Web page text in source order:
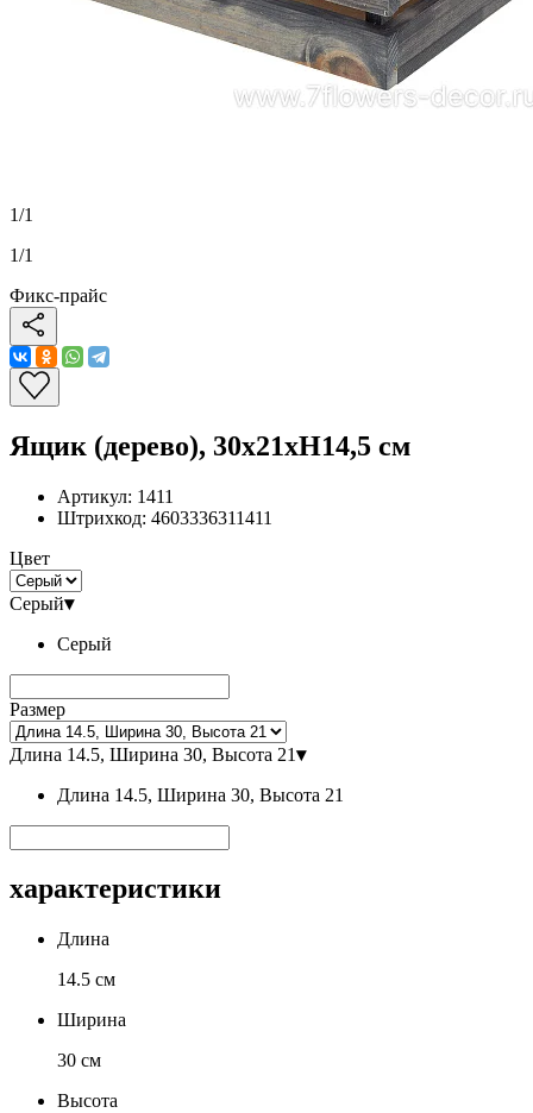
1/1
1/1
Фикс-прайс
Ящик (дерево), 30х21хH14,5 см
Артикул: 1411
Штрихкод: 4603336311411
Цвет
Серый▾
Серый
Размер
Длина 14.5, Ширина 30, Высота 21▾
Длина 14.5, Ширина 30, Высота 21
характеристики
Длина
14.5 см
Ширина
30 см
Высота